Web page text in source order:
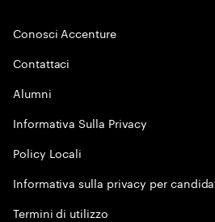
Conosci Accenture
Contattaci
Alumni
Informativa Sulla Privacy
Policy Locali
Informativa sulla privacy per
Termini di utilizzo